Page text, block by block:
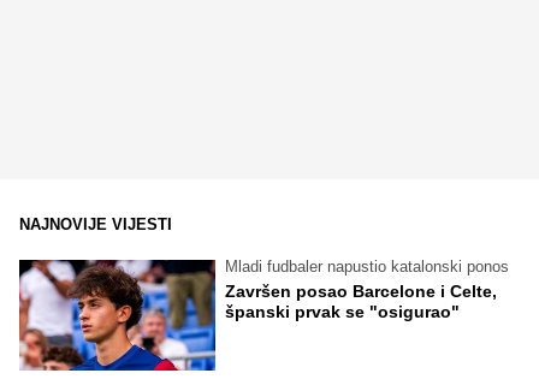
NAJNOVIJE VIJESTI
Mladi fudbaler napustio katalonski ponos
Završen posao Barcelone i Celte,
španski prvak se "osigurao"